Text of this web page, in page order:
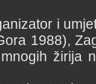
i
1988),
žirija